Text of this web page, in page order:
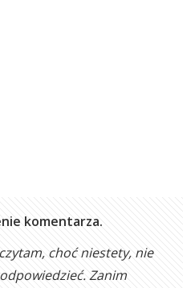
komentarza.
choć niestety, nie
Zanim